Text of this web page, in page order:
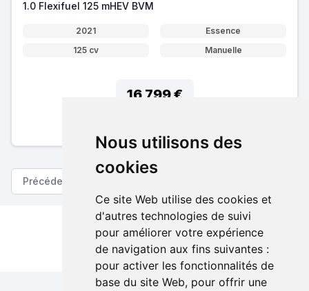
Nous utilisons des
cookies
Ce site Web utilise des cookies et
d'autres technologies de suivi
pour améliorer votre expérience
de navigation aux fins suivantes :
pour activer les fonctionnalités de
base du site Web, pour offrir une
1.0 Flexifuel 125 mHEV BVM
2021
Essence
125 cv
Manuelle
16 799 €
Précédent